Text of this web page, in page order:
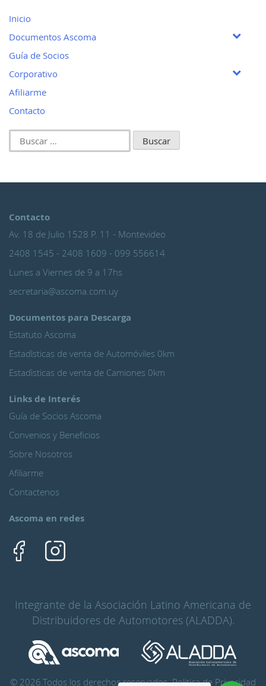
Inicio
Documentos Ascoma
Guía de Socios
Corporativo
Afiliarme
Contacto
Buscar:
Contacto
Av. 18 de Julio 1528 P. 11 - Montevideo
2408 1545 - 2408 1609 - 099 556614
Lunes a Viernes de 9 a 17hs
secretaria@ascoma.com.uy
Documentos para Descarga
Estatuto Ascoma
Estadìsticas de venta de Automóviles 0km
Estadìsticas de venta de Camiones 0km
Links de Interés
Guía de Socios Ascoma
Convenios y Beneficios
Sobre Nosotros
Afiliarme
Contactenos
Ascoma en redes
Integrante de la Asociación Latino Americana de
Distribuidores de Automotores (ALADDA).
© 2026.Todos los derechos reservados.Politica de Privacidad